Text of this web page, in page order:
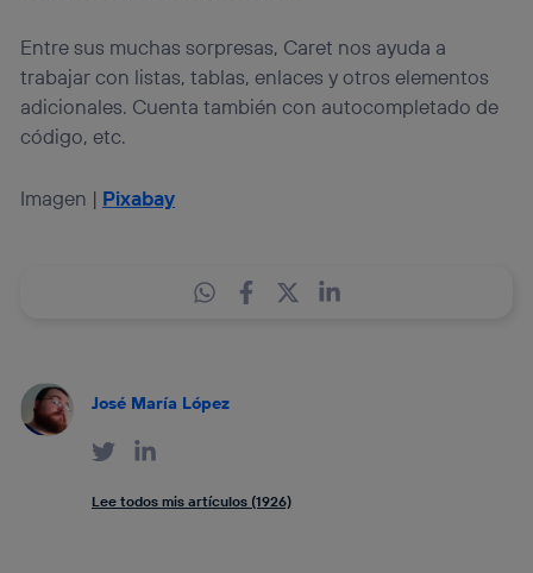
Entre sus muchas sorpresas, Caret nos ayuda a
trabajar con listas, tablas, enlaces y otros elementos
adicionales. Cuenta también con autocompletado de
código, etc.
Imagen | Pixabay
José María López
Lee todos mis artículos (1926)